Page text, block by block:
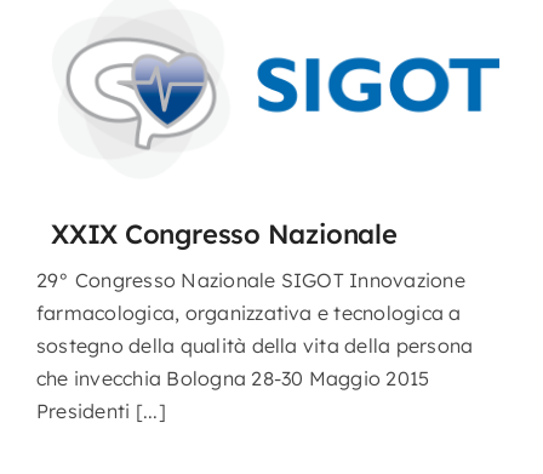
XXIX Congresso Nazionale
29° Congresso Nazionale SIGOT Innovazione
farmacologica, organizzativa e tecnologica a
sostegno della qualità della vita della persona
che invecchia Bologna 28-30 Maggio 2015
Presidenti [...]